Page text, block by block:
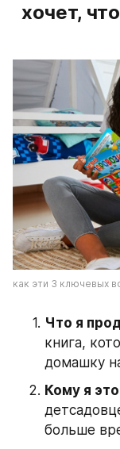
хочет,
как эти 3 ключевых
Что я
книга,
домашку
Кому я
больше